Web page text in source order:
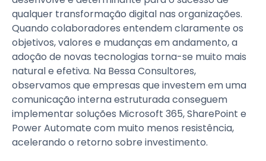
qualquer transformação digital nas organizações.
Quando colaboradores entendem claramente os
objetivos, valores e mudanças em andamento, a
adoção de novas tecnologias torna-se muito mais
natural e efetiva. Na Bessa Consultores,
observamos que empresas que investem em uma
comunicação interna estruturada conseguem
implementar soluções Microsoft 365, SharePoint e
Power Automate com muito menos resistência,
acelerando o retorno sobre investimento.